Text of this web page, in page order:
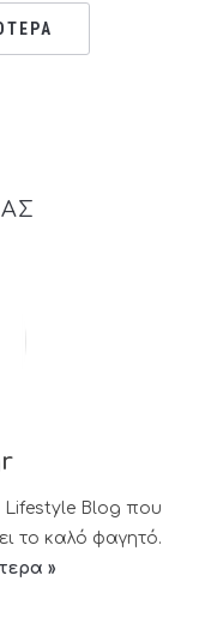
Lifestyle Blog που
το καλό φαγητό.
»